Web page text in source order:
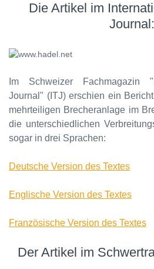
Die Artikel im
Journal:
Im Schweizer Fachmagazin
Journal" (ITJ) erschien ein
mehrteiligen Brecheranlage im
die unterschiedlichen
sogar in drei Sprachen:
Deutsche Version des Textes
Englische Version des Textes
Französische Version des Textes
Der Artikel im